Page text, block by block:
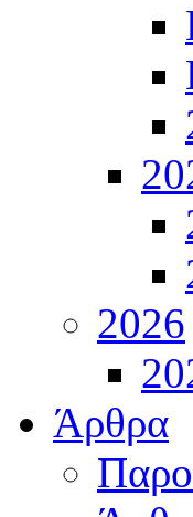
2026
Άρθρα